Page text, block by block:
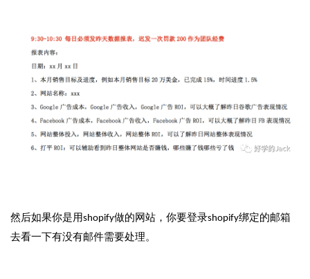
然后如果你是用shopify做的网站，你要登录shopify绑定的邮箱
去看一下有没有邮件需要处理。